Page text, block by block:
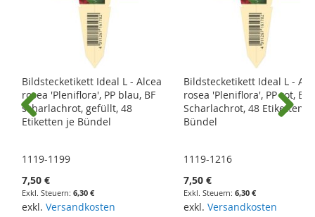
Bildstecketikett Ideal L - Alcea
rosea 'Pleniflora', PP blau, BF
scharlachrot, gefüllt, 48
Etiketten je Bündel
1119-1199
7,50 €
6,30 €
exkl. Versandkosten
Bildstecketikett Ideal L -
rosea 'Pleniflora', PP rot, BF
Scharlachrot, 48 Etiketten je
Bündel
1119-1216
7,50 €
6,30 €
exkl. Versandkosten